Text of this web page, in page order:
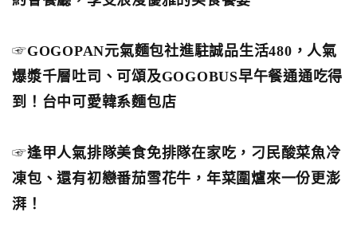
☞GOGOPAN元氣麵包社進駐誠品生活480，人氣
爆漿千層吐司、可頌及GOGOBUS早午餐通通吃得
到！台中可愛韓系麵包店
☞逢甲人氣排隊美食免排隊在家吃，刁民酸菜魚冷
凍包、還有初戀番茄雪花牛，年菜圍爐來一份更澎
湃！